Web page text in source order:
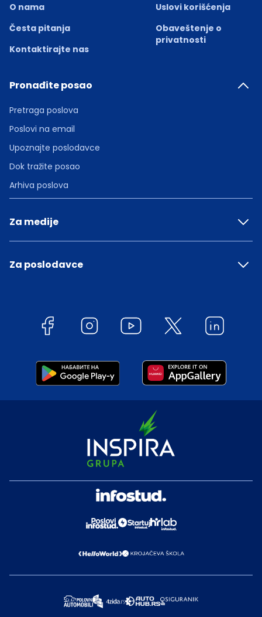
O nama
Česta pitanja
Kontaktirajte nas
Uslovi korišćenja
Obaveštenje o
privatnosti
Pronađite posao
Pretraga poslova
Poslovi na email
Upoznajte poslodavce
Dok tražite posao
Arhiva poslova
Za medije
Za poslodavce